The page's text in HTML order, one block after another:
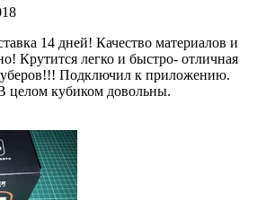
14 дней! Качество материалов и
Крутится легко и быстро- отличная
Подключил к приложению.
целом кубиком довольны.